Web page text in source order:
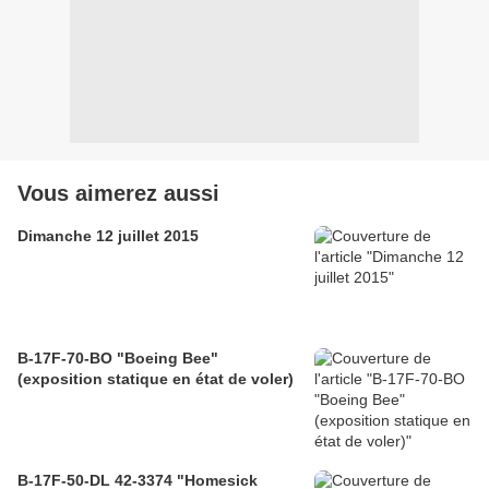
Vous aimerez aussi
Dimanche 12 juillet 2015
B-17F-70-BO "Boeing Bee"
(exposition statique en état de voler)
B-17F-50-DL 42-3374 "Homesick